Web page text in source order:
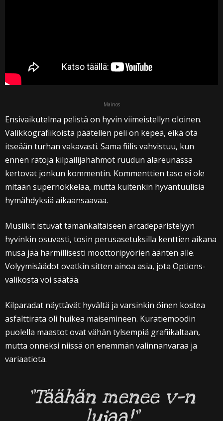
Mainos
Ensivaikutelma pelistä on hyvin viimeistellyn oloinen.
Valikkografiikoista päätellen peli on kepeä, eikä ota
itseään turhan vakavasti. Sama fiilis vahvistuu, kun
ennen ratoja kilpailijahahmot ruudun alareunassa
kertovat jonkun kommentin. Kommenttien taso ei ole
mitään supernokkelaa, mutta kuitenkin hyväntuulisia
hymähdyksiä aikaansaavaa.
Musiikit istuvat tämänkaltaiseen arcadepäristelyyn
hyvinkin osuvasti, tosin perusasetuksilla kenttien aikana
musa jää harmillisesti moottoripyörien äänten alle.
Volyymisäädot ovatkin sitten ainoa asia, jota Options-
valikosta voi säätää.
Kilparadat näyttävät hyvältä ja varsinkin öinen kostea
asfalttirata oli huikea maisemineen. Kuratiemoodin
puolella maastot ovat vähän tylsempiä grafiikaltaan,
mutta onneksi niissä on enemmän valinnanvaraa ja
variaatiota.
”Täähän menee v—n